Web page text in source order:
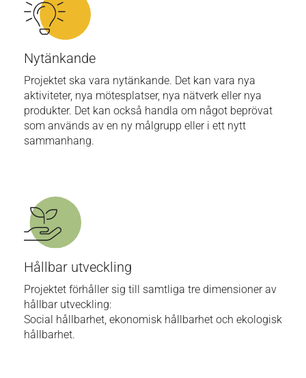
Nytänkande
Projektet ska vara nytänkande. Det kan vara nya
aktiviteter, nya mötesplatser, nya nätverk eller nya
produkter. Det kan också handla om något beprövat
som används av en ny målgrupp eller i ett nytt
sammanhang.
Hållbar utveckling
Projektet förhåller sig till samtliga tre dimensioner av
hållbar utveckling:
Social hållbarhet, ekonomisk hållbarhet och ekologisk
hållbarhet.